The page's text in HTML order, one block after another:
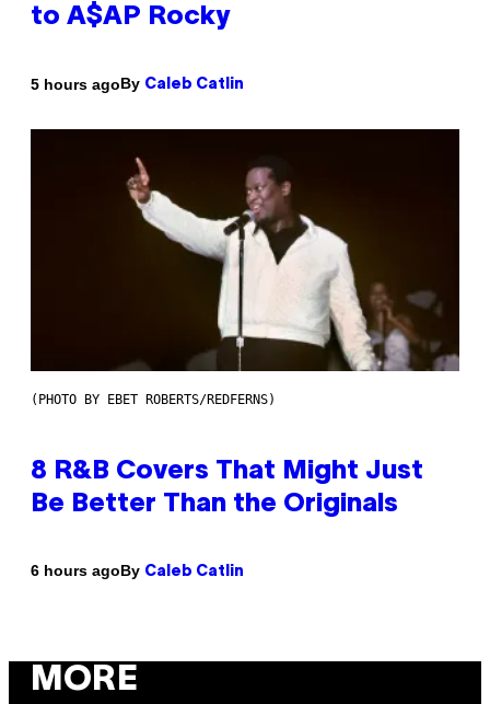
to A$AP Rocky
5 hours agoBy Caleb Catlin
(PHOTO BY EBET ROBERTS/REDFERNS)
8 R&B Covers That Might Just
Be Better Than the Originals
6 hours agoBy Caleb Catlin
MORE